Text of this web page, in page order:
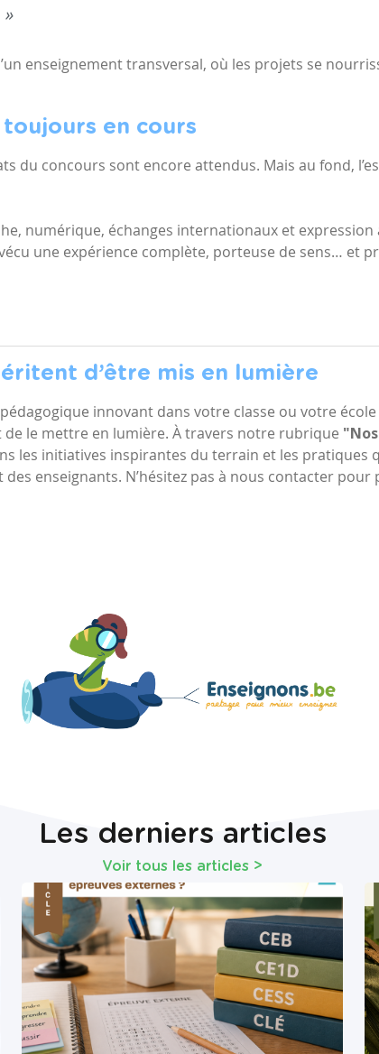
enseignement transversal, où les projets se
en cours
du concours sont encore attendus. Mais au fond,
numérique, échanges internationaux et expression
une expérience complète, porteuse de sens… et
d’être mis en lumière
innovant dans votre classe ou votre école
de le mettre en lumière. À travers notre rubrique
les initiatives inspirantes du terrain et les pratiques
des enseignants. N’hésitez pas à nous contacter
Les derniers articles
Voir tous les articles >